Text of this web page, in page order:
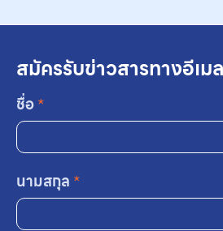
สมัครรับข่าวสารทางอีเมล
ชื่อ*
นามสกุล *